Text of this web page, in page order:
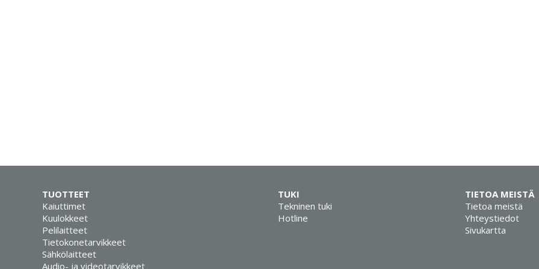
TUOTTEET
Kaiuttimet
Kuulokkeet
Pelilaitteet
Tietokonetarvikkeet
Sähkölaitteet
Audio- ja videotarvikkeet
TUKI
Tekninen tuki
Hotline
TIETOA MEISTÄ
Tietoa meistä
Yhteystiedot
Sivukartta